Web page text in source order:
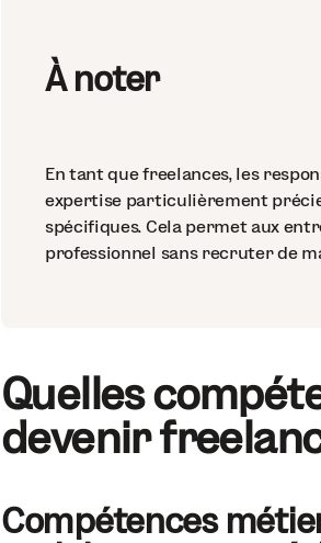
À noter
En tant que freelances, les
expertise particulièrement
spécifiques. Cela permet aux
professionnel sans recruter de
Quelles
devenir
Compétences